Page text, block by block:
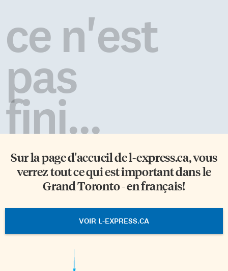
ce n'est
pas
fini...
Sur la page d'accueil del-express.ca, vous
verrez tout ce qui est important dans le
Grand Toronto - en français!
VOIR L-EXPRESS.CA